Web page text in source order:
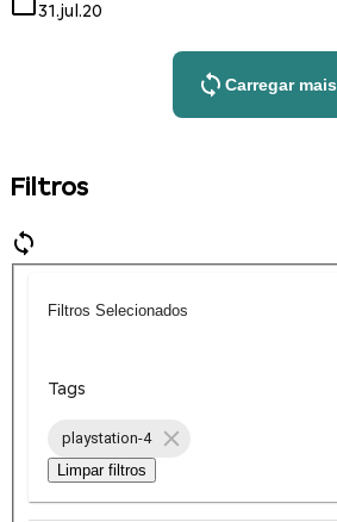
31.jul.20
Carregar mais
Filtros
Filtros Selecionados
Tags
playstation-4
Limpar filtros